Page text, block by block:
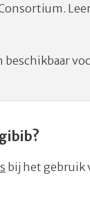
bij het gebruik
beschikbaar